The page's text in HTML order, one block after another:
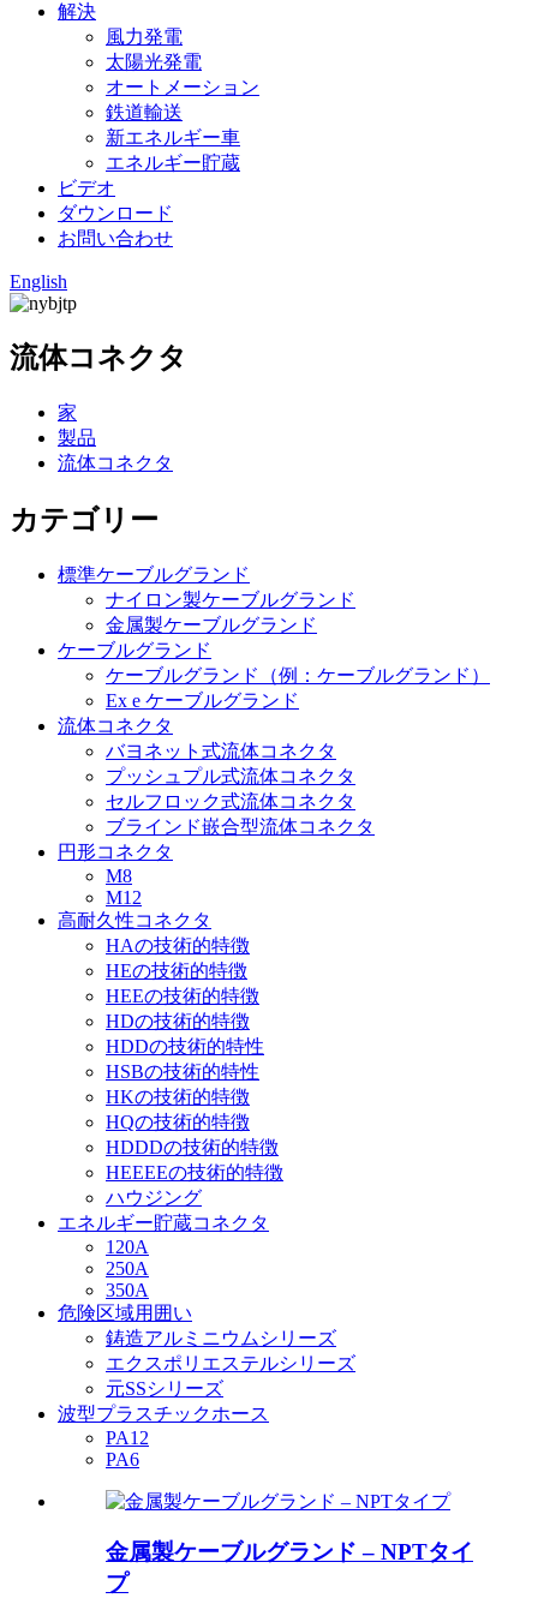
解決
風力発電
太陽光発電
オートメーション
鉄道輸送
新エネルギー車
エネルギー貯蔵
ビデオ
ダウンロード
お問い合わせ
English
流体コネクタ
家
製品
流体コネクタ
カテゴリー
標準ケーブルグランド
ナイロン製ケーブルグランド
金属製ケーブルグランド
ケーブルグランド
ケーブルグランド（例：ケーブルグランド）
Ex e ケーブルグランド
流体コネクタ
バヨネット式流体コネクタ
プッシュプル式流体コネクタ
セルフロック式流体コネクタ
ブラインド嵌合型流体コネクタ
円形コネクタ
M8
M12
高耐久性コネクタ
HAの技術的特徴
HEの技術的特徴
HEEの技術的特徴
HDの技術的特徴
HDDの技術的特性
HSBの技術的特性
HKの技術的特徴
HQの技術的特徴
HDDDの技術的特徴
HEEEEの技術的特徴
ハウジング
エネルギー貯蔵コネクタ
120A
250A
350A
危険区域用囲い
鋳造アルミニウムシリーズ
エクスポリエステルシリーズ
元SSシリーズ
波型プラスチックホース
PA12
PA6
金属製ケーブルグランド – NPTタイ
プ